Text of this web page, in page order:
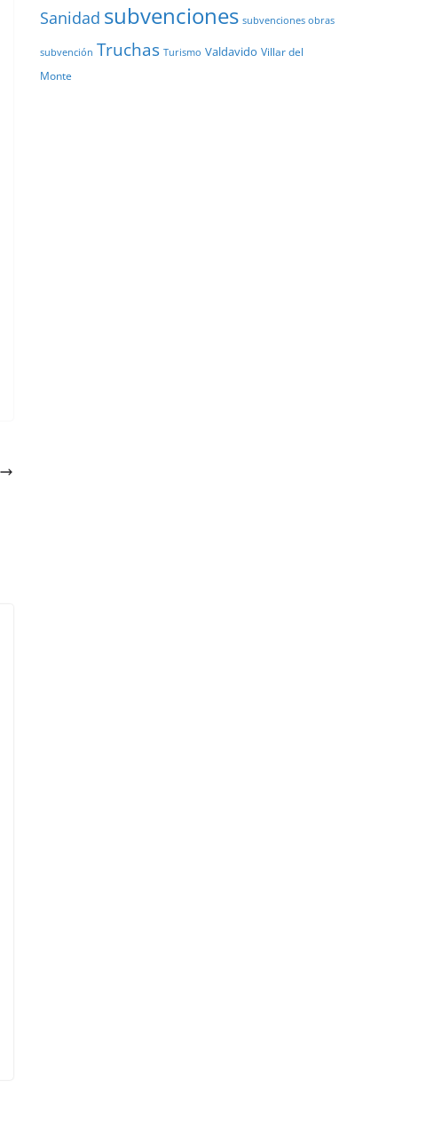
Sanidad subvenciones subvenciones obras
subvención Truchas Turismo Valdavido Villar del
Monte